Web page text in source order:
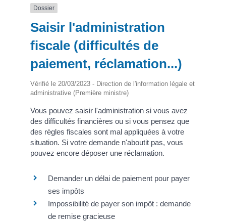
Dossier
Saisir l'administration
fiscale (difficultés de
paiement, réclamation...)
Vérifié le 20/03/2023 - Direction de l'information légale et
administrative (Première ministre)
Vous pouvez saisir l'administration si vous avez
des difficultés financières ou si vous pensez que
des règles fiscales sont mal appliquées à votre
situation. Si votre demande n'aboutit pas, vous
pouvez encore déposer une réclamation.
Demander un délai de paiement pour payer
ses impôts
Impossibilité de payer son impôt : demande
de remise gracieuse